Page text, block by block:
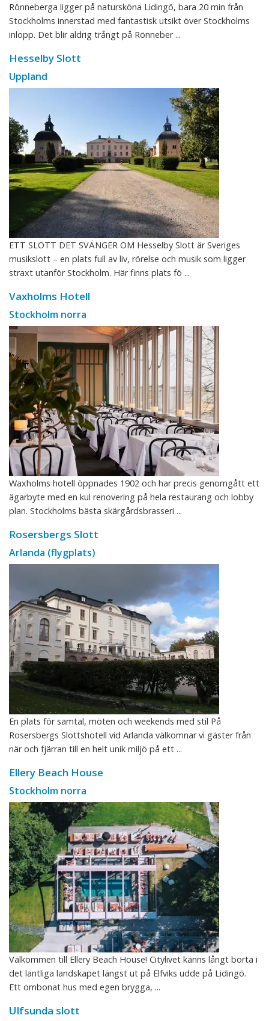
Rönneberga ligger på natursköna Lidingö, bara 20 min från
Stockholms innerstad med fantastisk utsikt över Stockholms
inlopp. Det blir aldrig trångt på Rönneber ...
Hesselby Slott
Uppland
ETT SLOTT DET SVÄNGER OM Hesselby Slott är Sveriges
musikslott – en plats full av liv, rörelse och musik som ligger
straxt utanför Stockholm. Här finns plats fö ...
Vaxholms Hotell
Stockholm norra
Waxholms hotell öppnades 1902 och har precis genomgått ett
ägarbyte med en kul renovering på hela restaurang och lobby
plan. Stockholms bästa skärgårdsbrasseri ...
Rosersbergs Slott
Arlanda (flygplats)
En plats för samtal, möten och weekends med stil På
Rosersbergs Slottshotell vid Arlanda välkomnar vi gäster från
när och fjärran till en helt unik miljö på ett ...
Ellery Beach House
Stockholm norra
Välkommen till Ellery Beach House! Citylivet känns långt borta i
det lantliga landskapet längst ut på Elfviks udde på Lidingö.
Ett ombonat hus med egen brygga, ...
Ulfsunda slott